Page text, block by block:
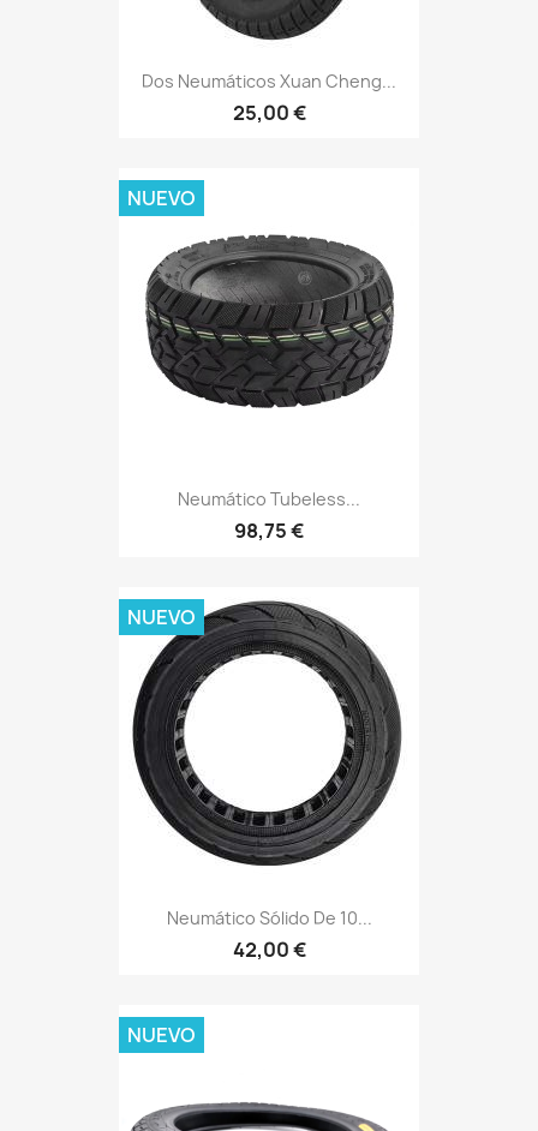
Dos Neumáticos Xuan Cheng...
25,00 €
Neumático Tubeless...
98,75 €
NUEVO
Neumático Sólido De 10...
42,00 €
NUEVO
NUEVO